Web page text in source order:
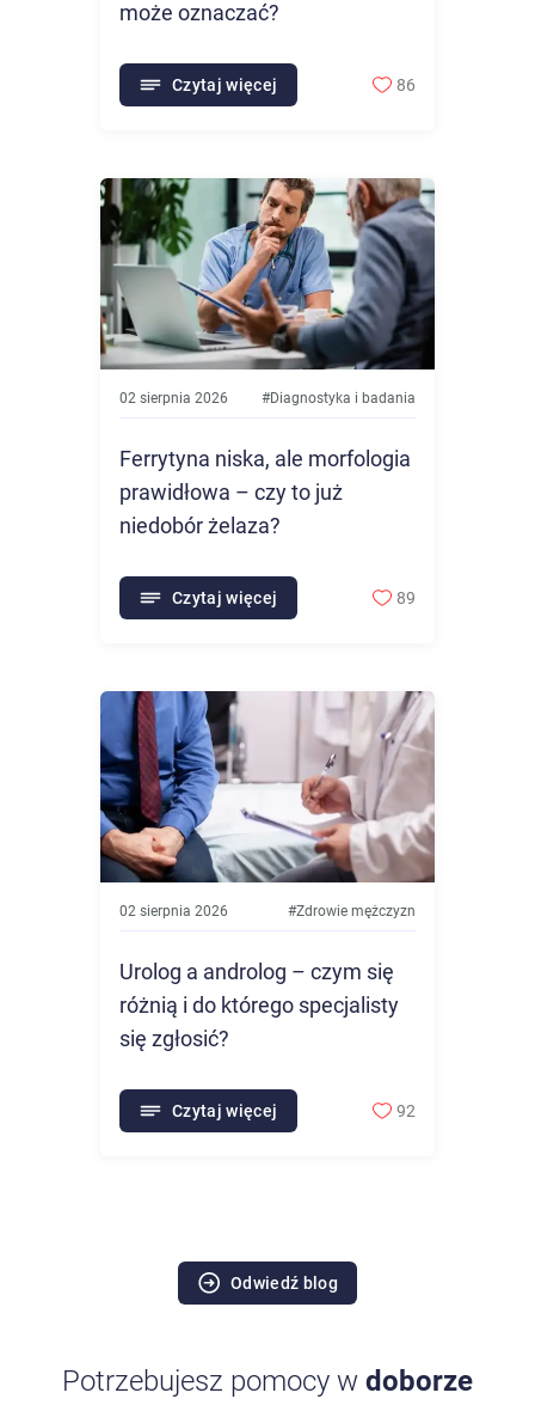
może oznaczać?
Czytaj więcej 86
02 sierpnia 2026 #Diagnostyka i badania
Ferrytyna niska, ale morfologia
prawidłowa – czy to już
niedobór żelaza?
Czytaj więcej 89
02 sierpnia 2026 #Zdrowie mężczyzn
Urolog a androlog – czym się
różnią i do którego specjalisty
się zgłosić?
Czytaj więcej 92
Odwiedź blog
Potrzebujesz pomocy w doborze